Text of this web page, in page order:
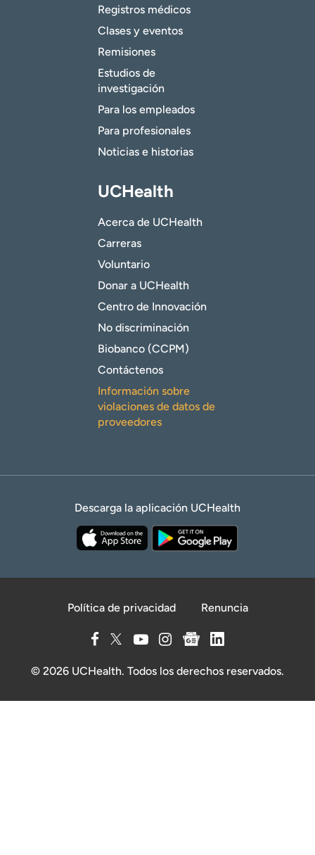
Registros médicos
Clases y eventos
Remisiones
Estudios de
investigación
Para los empleados
Para profesionales
Noticias e historias
UCHealth
Acerca de UCHealth
Carreras
Voluntario
Donar a UCHealth
Centro de Innovación
No discriminación
Biobanco (CCPM)
Contáctenos
Información sobre
violaciones de datos de
proveedores
Descarga la aplicación UCHealth
Política de privacidad Renuncia
© 2026 UCHealth. Todos los derechos reservados.